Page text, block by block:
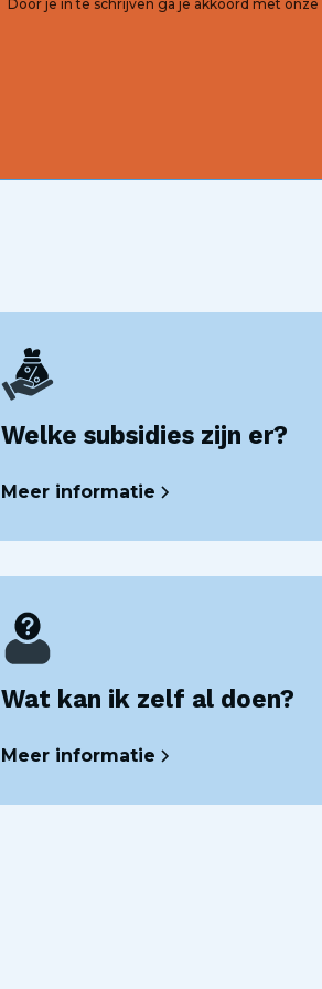
Door je in te schrijven ga je akkoord met onze
Welke subsidies zijn er?
Meer informatie
Wat kan ik zelf al doen?
Meer informatie